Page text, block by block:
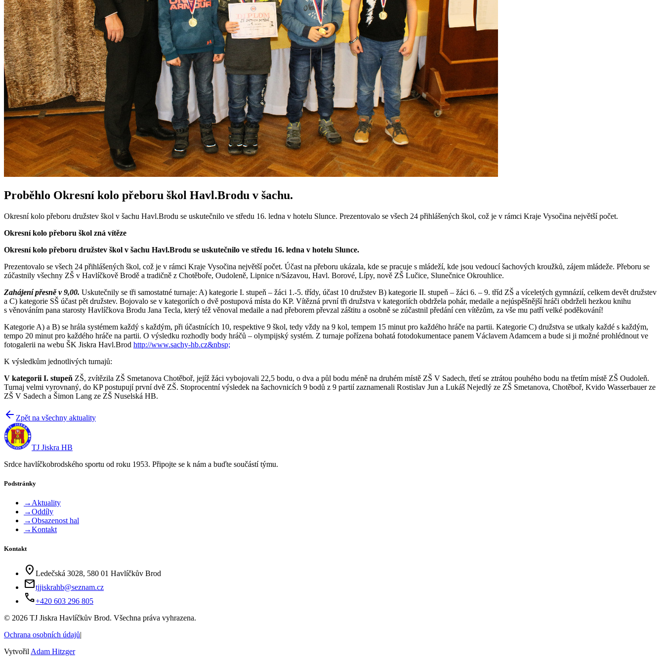
Proběhlo Okresní kolo přeboru škol Havl.Brodu v šachu.
Okresní kolo přeboru družstev škol v šachu Havl.Brodu se uskutečnilo ve středu 16. ledna v hotelu Slunce. Prezentovalo se všech 24 přihlášených škol, což je v rámci Kraje Vysočina největší počet.
Okresní kolo přeboru škol zná vítěze
Okresní kolo přeboru družstev škol v šachu Havl.Brodu se uskutečnilo ve středu 16. ledna v hotelu Slunce.
Prezentovalo se všech 24 přihlášených škol, což je v rámci Kraje Vysočina největší počet. Účast na přeboru ukázala, kde se pracuje s mládeží, kde jsou vedoucí šachových kroužků, zájem mládeže. Přeboru se
zúčastnily všechny ZŠ v Havlíčkově Brodě a tradičně z Chotěboře, Oudoleně, Lipnice n/Sázavou, Havl. Borové, Lípy, nově ZŠ Lučice, Slunečnice Okrouhlice.
Zahájení přesně v 9,00. Uskutečnily se tři samostatné turnaje: A) kategorie I. stupeň – žáci 1.-5. třídy, účast 10 družstev B) kategorie II. stupeň – žáci 6. – 9. tříd ZŠ a víceletých gymnázií, celkem devět družstev
a C) kategorie SŠ účast pět družstev. Bojovalo se v kategoriích o dvě postupová místa do KP. Vítězná první tři družstva v kategoriích obdržela pohár, medaile a nejúspěšnější hráči obdrželi hezkou knihu
s věnováním pana starosty Havlíčkova Brodu Jana Tecla, který též věnoval medaile a nad přeborem převzal záštitu a osobně se zúčastnil předání cen vítězům, za vše mu patří velké poděkování!
Kategorie A) a B) se hrála systémem každý s každým, při účastnících 10, respektive 9 škol, tedy vždy na 9 kol, tempem 15 minut pro každého hráče na partii. Kategorie C) družstva se utkaly každé s každým,
tempo 20 minut pro každého hráče na partii. O výsledku rozhodly body hráčů – olympijský systém. Z turnaje pořízena bohatá fotodokumentace panem Václavem Adamcem a bude si ji možné prohlédnout ve
fotogalerii na webu ŠK Jiskra Havl.Brod http://www.sachy-hb.cz&nbsp;
K výsledkům jednotlivých turnajů:
V kategorii I. stupeň ZŠ, zvítězila ZŠ Smetanova Chotěboř, jejíž žáci vybojovali 22,5 bodu, o dva a půl bodu méně na druhém místě ZŠ V Sadech, třetí se ztrátou pouhého bodu na třetím místě ZŠ Oudoleň.
Turnaj velmi vyrovnaný, do KP postupují první dvě ZŠ. Stoprocentní výsledek na šachovnicích 9 bodů z 9 partií zaznamenali Rostislav Jun a Lukáš Nejedlý ze ZŠ Smetanova, Chotěboř, Kvido Wasserbauer ze
ZŠ V Sadech a Šimon Lang ze ZŠ Nuselská HB.
Zpět na všechny aktuality
TJ Jiskra HB
Srdce havlíčkobrodského sportu od roku 1953. Připojte se k nám a buďte součástí týmu.
Podstránky
→ Aktuality
→Oddíly
→Obsazenost hal
→Kontakt
Kontakt
location_on Ledečská 3028, 580 01 Havlíčkův Brod
mailtjjiskrahb@seznam.cz
phone+420 603 296 805
© 2026 TJ Jiskra Havlíčkův Brod. Všechna práva vyhrazena.
Ochrana osobních údajů|
Vytvořil Adam Hitzger